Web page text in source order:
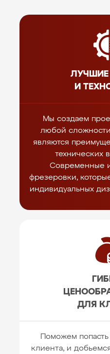
ЛУЧШИЕ
И
Мы создаем
любой
являются
технических
Современные
фрезеровки,
индивидуальных
ДЛЯ
Поможем
клиента, и